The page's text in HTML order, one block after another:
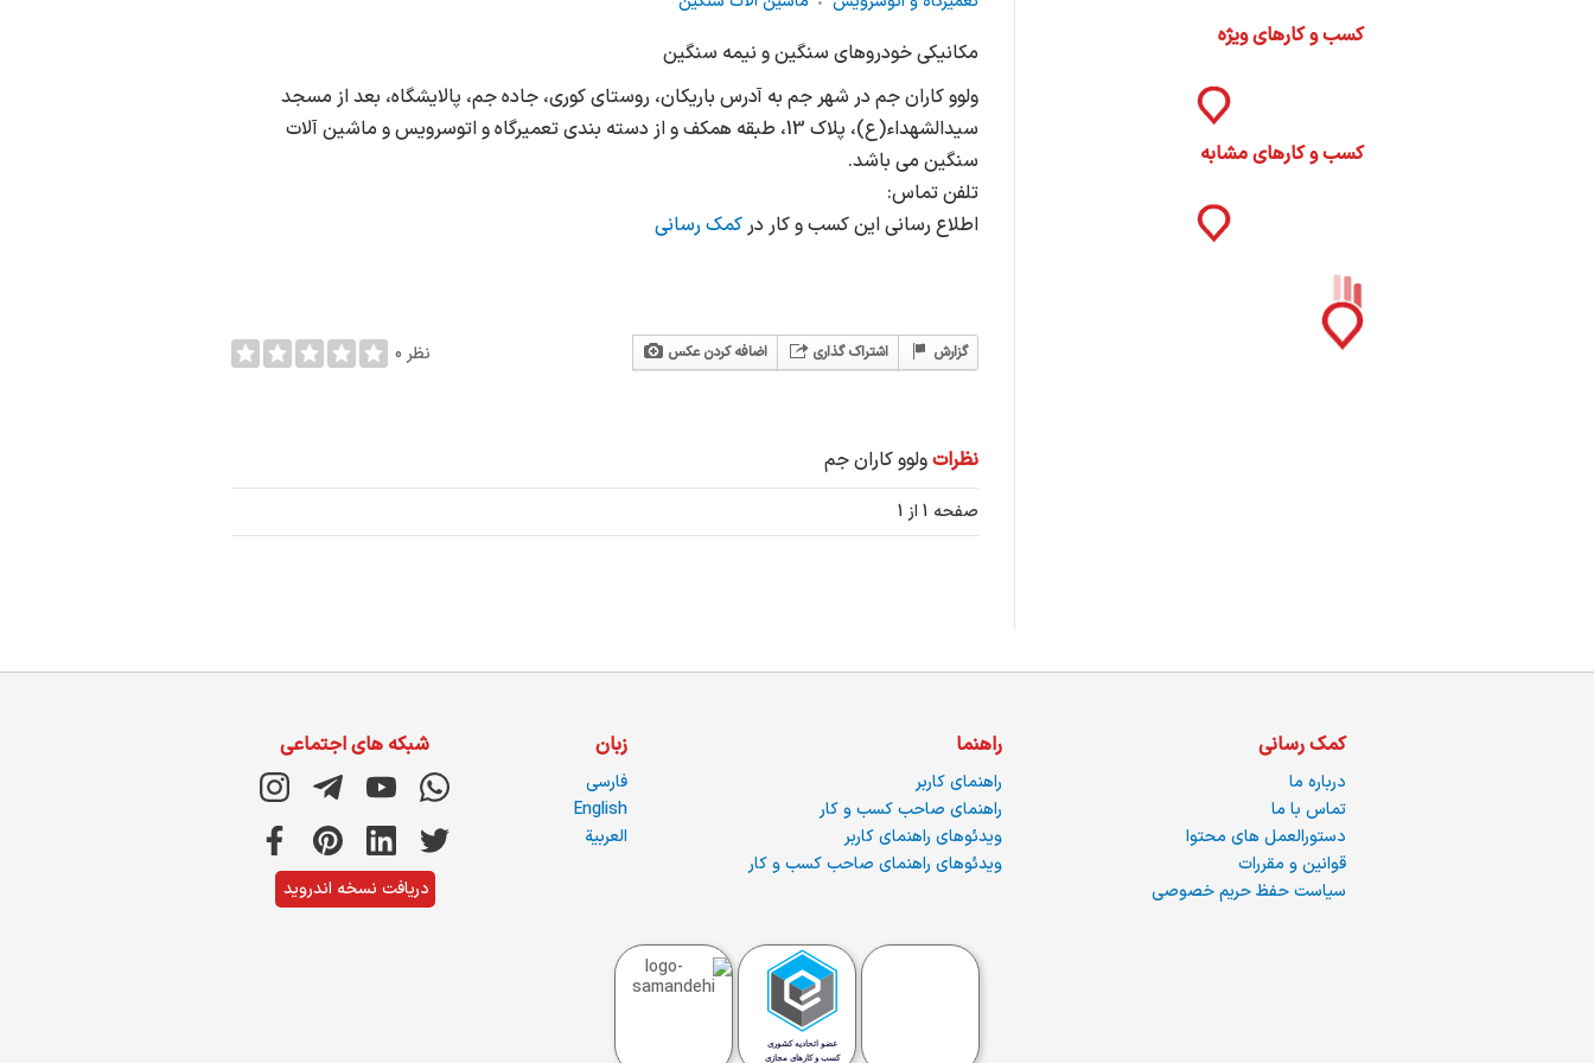
مکانیکی خودروهای سنگین و نیمه سنگین
ولوو کاران جم در شهر جم به آدرس باریکان، روستای کوری، جاده جم، پالایشگاه، بعد از مسجد
سیدالشهداء(ع)، پلاک 13، طبقه همکف و از دسته بندی تعمیرگاه و اتوسرویس و ماشین آلات
سنگین می باشد.
تلفن تماس:
اطلاع رسانی این کسب و کار درکمک رسانی
اضافه کردن عکس اشتراک گذاری گزارش 0 نظر
نظراتولوو کاران جم
صفحه 1 از 1
کسب و کارهای ویژه
کسب و کارهای مشابه
کمک رسانی
درباره ما
تماس با ما
دستورالعمل های محتوا
قوانین و مقررات
سیاست حفظ حریم خصوصی
راهنما
راهنمای کاربر
راهنمای صاحب کسب و کار
ویدئوهای راهنمای کاربر
ویدئوهای راهنمای صاحب کسب و کار
زبان
فارسی
English
العربية
شبکه های اجتماعی
دریافت نسخه اندروید